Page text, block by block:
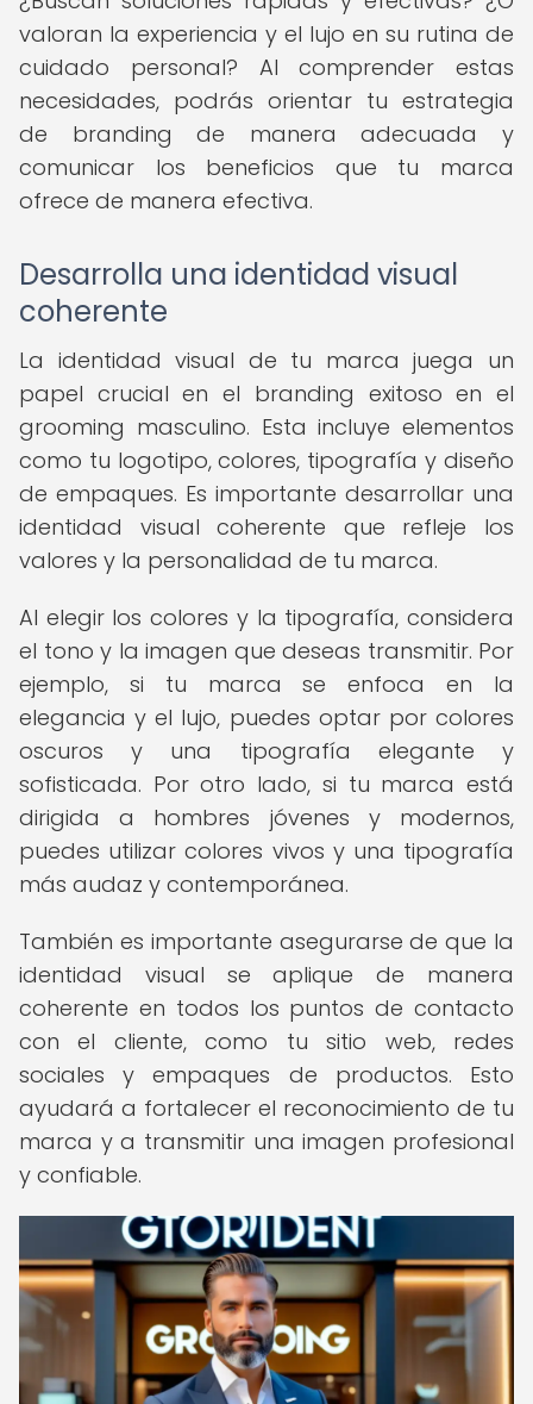
valoran la experiencia y el lujo en su rutina de
cuidado personal? Al comprender estas
necesidades, podrás orientar tu estrategia
de branding de manera adecuada y
comunicar los beneficios que tu marca
ofrece de manera efectiva.
Desarrolla una identidad visual
coherente
La identidad visual de tu marca juega un
papel crucial en el branding exitoso en el
grooming masculino. Esta incluye elementos
como tu logotipo, colores, tipografía y diseño
de empaques. Es importante desarrollar una
identidad visual coherente que refleje los
valores y la personalidad de tu marca.
Al elegir los colores y la tipografía, considera
el tono y la imagen que deseas transmitir. Por
ejemplo, si tu marca se enfoca en la
elegancia y el lujo, puedes optar por colores
oscuros y una tipografía elegante y
sofisticada. Por otro lado, si tu marca está
dirigida a hombres jóvenes y modernos,
puedes utilizar colores vivos y una tipografía
más audaz y contemporánea.
También es importante asegurarse de que la
identidad visual se aplique de manera
coherente en todos los puntos de contacto
con el cliente, como tu sitio web, redes
sociales y empaques de productos. Esto
ayudará a fortalecer el reconocimiento de tu
marca y a transmitir una imagen profesional
y confiable.